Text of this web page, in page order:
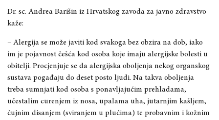
Dr. sc. Andrea Barišin iz Hrvatskog zavoda za javno zdravstvo
kaže:
– Alergija se može javiti kod svakoga bez obzira na dob, iako
im je pojavnost češća kod osoba koje imaju alergijske bolesti u
obitelji. Procjenjuje se da alergijska oboljenja nekog organskog
sustava pogađaju do deset posto ljudi. Na takva oboljenja
treba sumnjati kod osoba s ponavljajućim prehladama,
učestalim curenjem iz nosa, upalama uha, jutarnjim kašljem,
čujnim disanjem (sviranjem u plućima) te probavnim i kožnim